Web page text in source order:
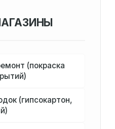
(покраска
(гипсокартон,